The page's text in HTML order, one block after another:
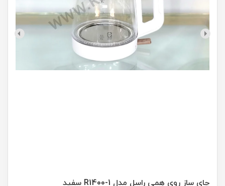
چای ساز روی همی راسل مدل R1400-1 سفید